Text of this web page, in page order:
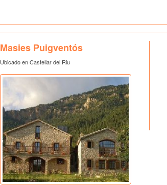
Masies Puigventós
Ubicado en Castellar del Riu